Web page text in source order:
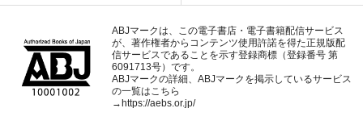
ABJマークは、この電子書店・電子書籍配信サービス
が、著作権者からコンテンツ使用許諾を得た正規版配
信サービスであることを示す登録商標（登録番号 第
6091713号）です。
ABJマークの詳細、ABJマークを掲示しているサービス
の一覧はこちら
→ https://aebs.or.jp/